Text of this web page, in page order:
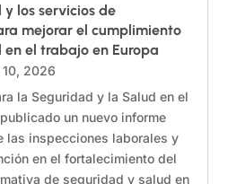
los servicios de
mejorar el cumplimiento
el trabajo en Europa
10, 2026
la Seguridad y la Salud en el
un nuevo informe
las inspecciones laborales y
en el fortalecimiento del
de seguridad y salud en